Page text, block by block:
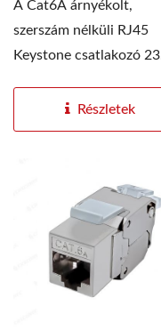
A Cat6A árnyékolt,
szerszám nélküli RJ45
Keystone csatlakozó 23
Részletek